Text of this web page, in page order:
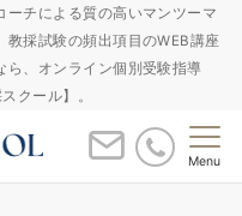
チによる質の高いマンツーマ
教採試験の頻出項目のWEB講座
ら、オンライン個別受験指導
クール】。
Menu